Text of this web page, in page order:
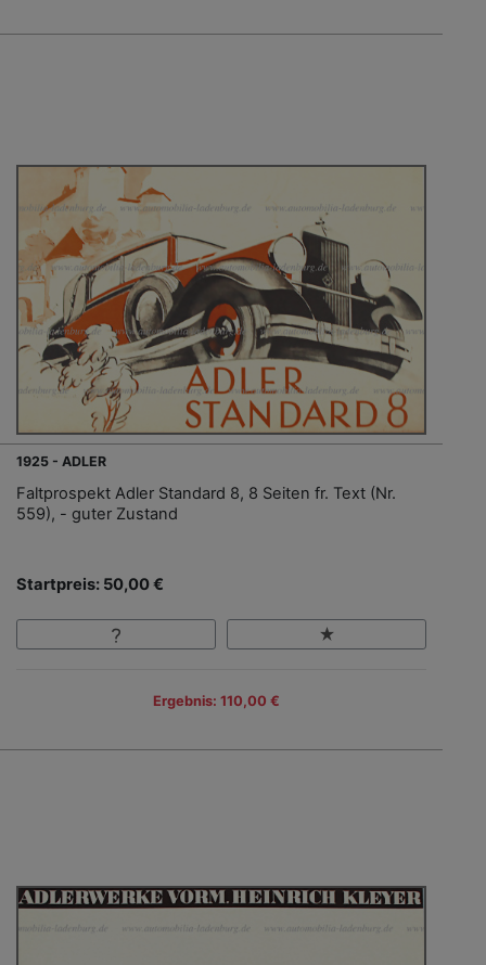
1925 - ADLER
Faltprospekt Adler Standard 8, 8 Seiten fr. Text (Nr.
559), - guter Zustand
Startpreis: 50,00 €
Ergebnis: 110,00 €